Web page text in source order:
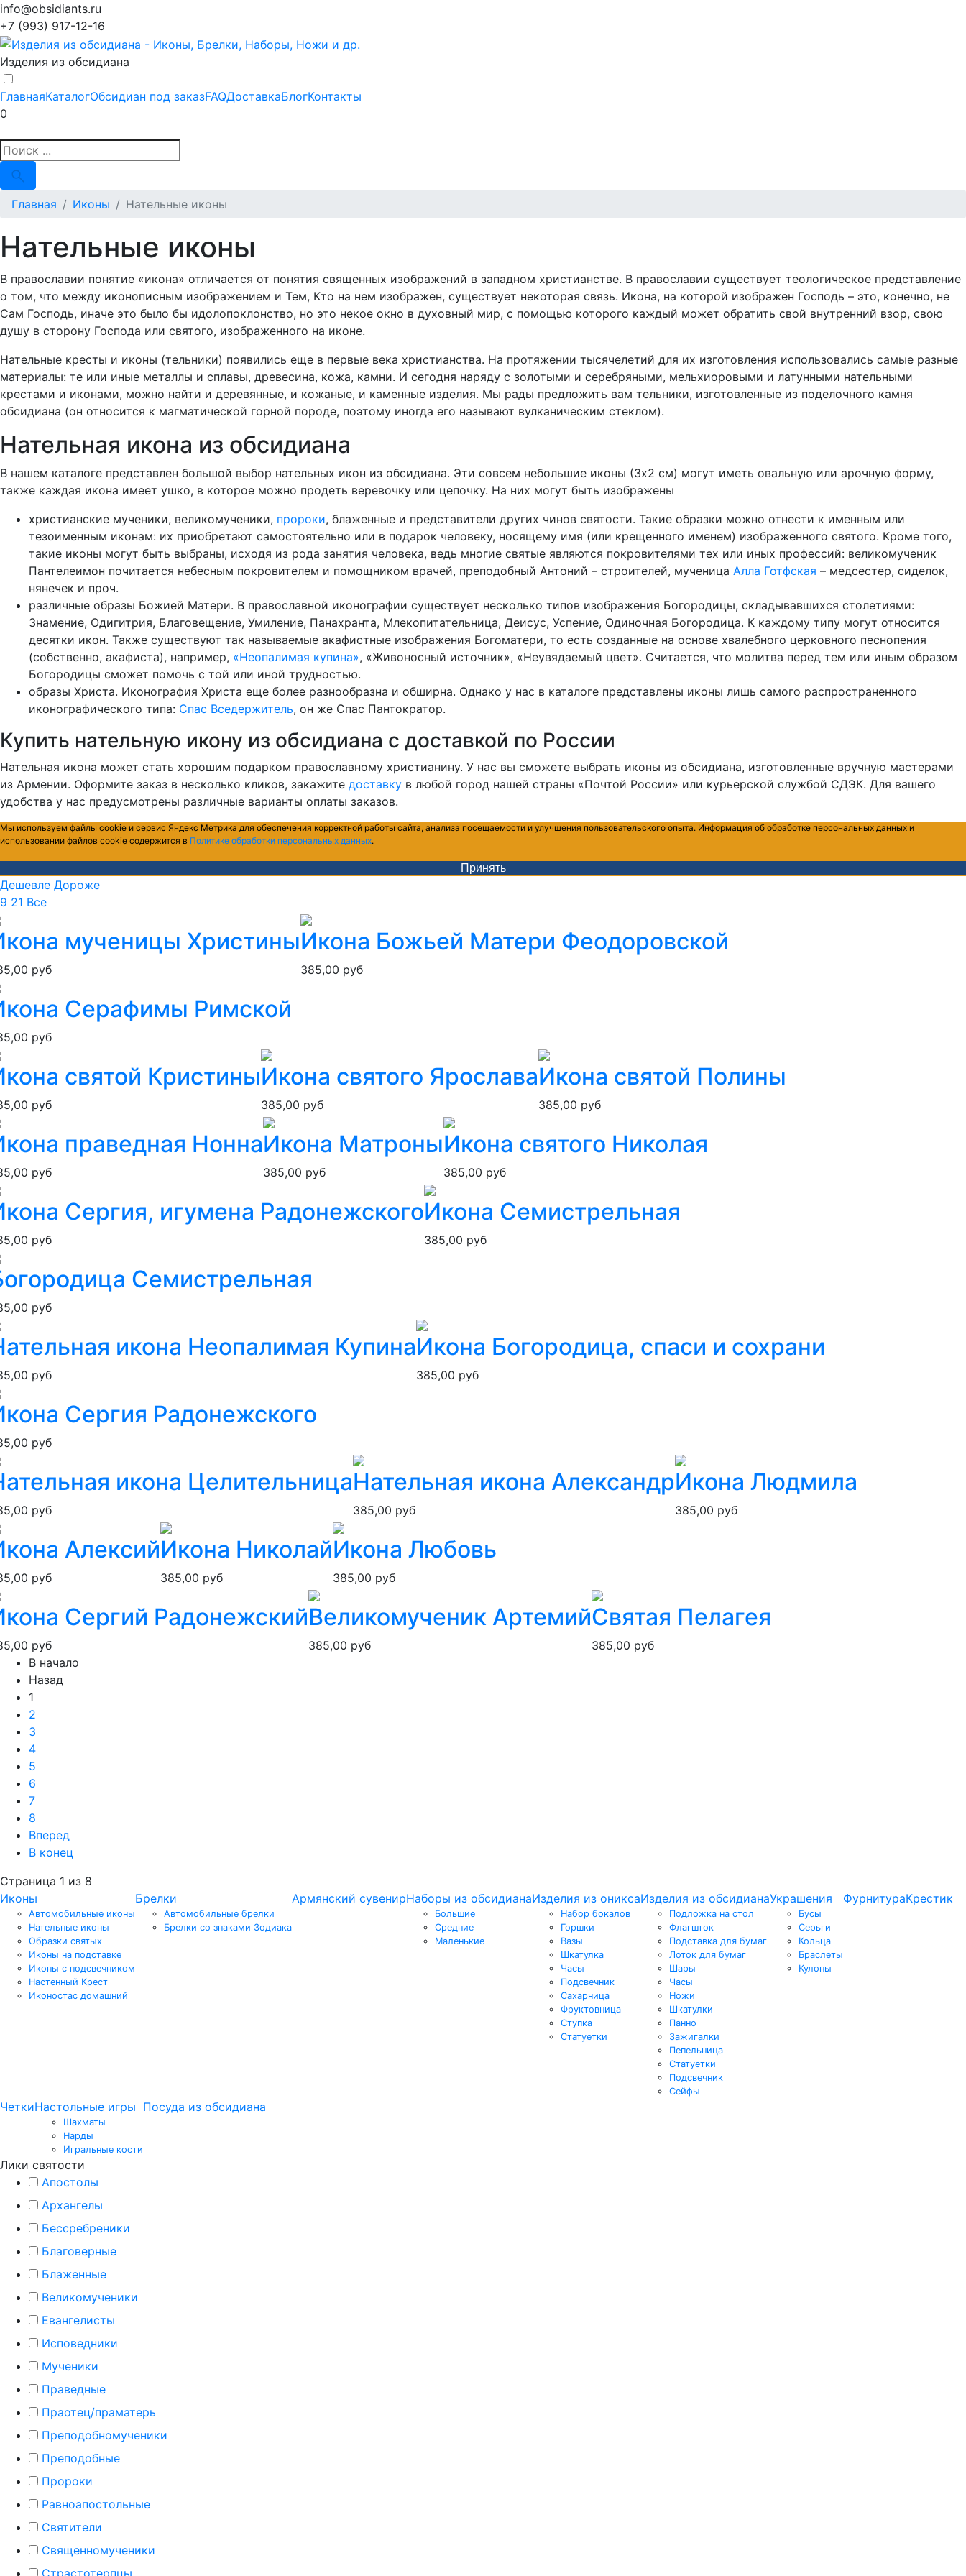
info@obsidiants.ru
+7 (993) 917-12-16
Изделия из обсидиана
ГлавнаяКаталогОбсидиан под заказFAQДоставкаБлогКонтакты
0
Главная Иконы Нательные иконы
Нательные иконы
В православии понятие «икона» отличается от понятия священных изображений в западном христианстве. В православии существует теологическое представление
о том, что между иконописным изображением и Тем, Кто на нем изображен, существует некоторая связь. Икона, на которой изображен Господь – это, конечно, не
Сам Господь, иначе это было бы идолопоклонство, но это некое окно в духовный мир, с помощью которого каждый может обратить свой внутренний взор, свою
душу в сторону Господа или святого, изображенного на иконе.
Нательные кресты и иконы (тельники) появились еще в первые века христианства. На протяжении тысячелетий для их изготовления использовались самые разные
материалы: те или иные металлы и сплавы, древесина, кожа, камни. И сегодня наряду с золотыми и серебряными, мельхиоровыми и латунными нательными
крестами и иконами, можно найти и деревянные, и кожаные, и каменные изделия. Мы рады предложить вам тельники, изготовленные из поделочного камня
обсидиана (он относится к магматической горной породе, поэтому иногда его называют вулканическим стеклом).
Нательная икона из обсидиана
В нашем каталоге представлен большой выбор нательных икон из обсидиана. Эти совсем небольшие иконы (3х2 см) могут иметь овальную или арочную форму,
также каждая икона имеет ушко, в которое можно продеть веревочку или цепочку. На них могут быть изображены
христианские мученики, великомученики, пророки, блаженные и представители других чинов святости. Такие образки можно отнести к именным или
тезоименным иконам: их приобретают самостоятельно или в подарок человеку, носящему имя (или крещенного именем) изображенного святого. Кроме того,
такие иконы могут быть выбраны, исходя из рода занятия человека, ведь многие святые являются покровителями тех или иных профессий: великомученик
Пантелеимон почитается небесным покровителем и помощником врачей, преподобный Антоний – строителей, мученица Алла Готфская – медсестер, сиделок,
нянечек и проч.
различные образы Божией Матери. В православной иконографии существует несколько типов изображения Богородицы, складывавшихся столетиями:
Знамение, Одигитрия, Благовещение, Умиление, Панахранта, Млекопитательница, Деисус, Успение, Одиночная Богородица. К каждому типу могут относится
десятки икон. Также существуют так называемые акафистные изображения Богоматери, то есть созданные на основе хвалебного церковного песнопения
(собственно, акафиста), например, «Неопалимая купина», «Живоносный источник», «Неувядаемый цвет». Считается, что молитва перед тем или иным образом
Богородицы сможет помочь с той или иной трудностью.
образы Христа. Иконография Христа еще более разнообразна и обширна. Однако у нас в каталоге представлены иконы лишь самого распространенного
иконографического типа: Спас Вседержитель, он же Спас Пантократор.
Купить нательную икону из обсидиана с доставкой по России
Нательная икона может стать хорошим подарком православному христианину. У нас вы сможете выбрать иконы из обсидиана, изготовленные вручную мастерами
из Армении. Оформите заказ в несколько кликов, закажите доставку в любой город нашей страны «Почтой России» или курьерской службой СДЭК. Для вашего
удобства у нас предусмотрены различные варианты оплаты заказов.
Мы используем файлы cookie и сервис Яндекс Метрика для обеспечения корректной работы сайта, анализа посещаемости и улучшения пользовательского опыта. Информация об обработке персональных данных и
использовании файлов cookie содержится в Политике обработки персональных данных.
Принять
Дешевле Дороже
9 21 Все
мученицы Христины
руб
Икона Божьей Матери Феодоровской
385,00 руб
Серафимы Римской
руб
святой Кристины
руб
Икона святого Ярослава
385,00 руб
Икона святой Полины
385,00 руб
праведная Нонна
руб
Икона Матроны
385,00 руб
Икона святого Николая
385,00 руб
Сергия, игумена Радонежского
руб
Икона Семистрельная
385,00 руб
Семистрельная
руб
икона Неопалимая Купина
руб
Икона Богородица, спаси и сохрани
385,00 руб
Сергия Радонежского
руб
икона Целительница
руб
Нательная икона Александр
385,00 руб
Икона Людмила
385,00 руб
Алексий
руб
Икона Николай
385,00 руб
Икона Любовь
385,00 руб
Сергий Радонежский
руб
Великомученик Артемий
385,00 руб
Святая Пелагея
385,00 руб
В начало
Назад
1
2
3
4
5
6
7
8
Вперед
В конец
Страница 1 из 8
Иконы
Автомобильные иконы
Нательные иконы
Образки святых
Иконы на подставке
Иконы с подсвечником
Настенный Крест
Иконостас домашний
Брелки
Автомобильные брелки
Брелки со знаками Зодиака
Армянский сувенирНаборы из обсидиана
Большие
Средние
Маленькие
Изделия из оникса
Набор бокалов
Горшки
Вазы
Шкатулка
Часы
Подсвечник
Сахарница
Фруктовница
Ступка
Статуетки
Изделия из обсидиана
Подложка на стол
Флагшток
Подставка для бумаг
Лоток для бумаг
Шары
Часы
Ножи
Шкатулки
Панно
Зажигалки
Пепельница
Статуетки
Подсвечник
Сейфы
Украшения
Бусы
Серьги
Кольца
Браслеты
Кулоны
ФурнитураКрестик
ЧеткиНастольные игры
Шахматы
Нарды
Игральные кости
Посуда из обсидиана
Лики святости
Апостолы
Архангелы
Бессребреники
Благоверные
Блаженные
Великомученики
Евангелисты
Исповедники
Мученики
Праведные
Праотец/праматерь
Преподобномученики
Преподобные
Пророки
Равноапостольные
Святители
Священномученики
Страстотерпцы